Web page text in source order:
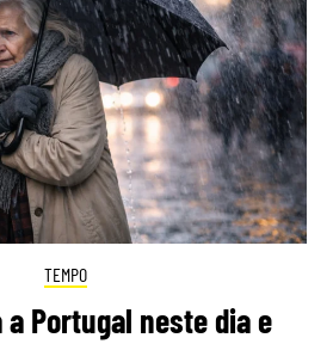
TEMPO
Portugal neste dia e